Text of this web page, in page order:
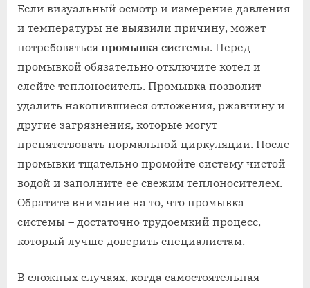
Если визуальный осмотр и измерение давления
и температуры не выявили причину, может
потребоваться промывка системы. Перед
промывкой обязательно отключите котел и
слейте теплоноситель. Промывка позволит
удалить накопившиеся отложения, ржавчину и
другие загрязнения, которые могут
препятствовать нормальной циркуляции. После
промывки тщательно промойте систему чистой
водой и заполните ее свежим теплоносителем.
Обратите внимание на то, что промывка
системы – достаточно трудоемкий процесс,
который лучше доверить специалистам.
В сложных случаях, когда самостоятельная